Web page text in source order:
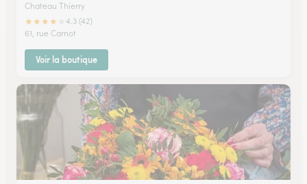
Chateau Thierry
★★★★
4.3 (42)
61, rue Carnot
Voir la boutique